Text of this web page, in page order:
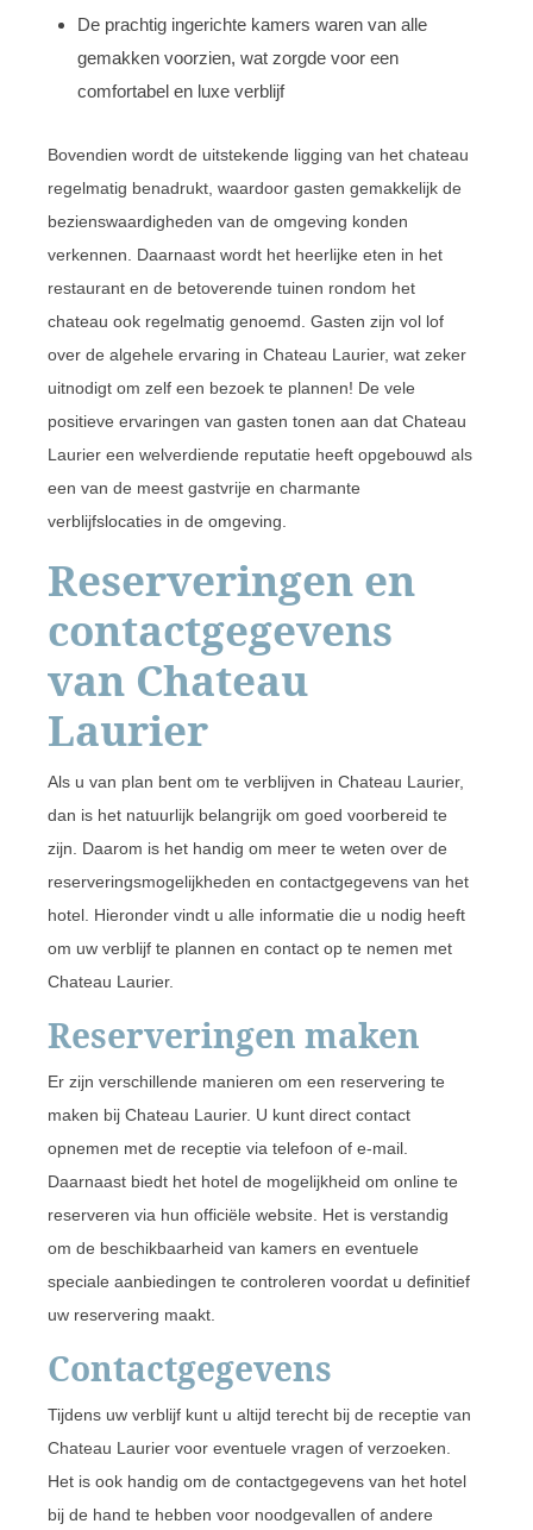
De prachtig ingerichte kamers waren van alle
gemakken voorzien, wat zorgde voor een
comfortabel en luxe verblijf
Bovendien wordt de uitstekende ligging van het chateau
regelmatig benadrukt, waardoor gasten gemakkelijk de
bezienswaardigheden van de omgeving konden
verkennen. Daarnaast wordt het heerlijke eten in het
restaurant en de betoverende tuinen rondom het
chateau ook regelmatig genoemd. Gasten zijn vol lof
over de algehele ervaring in Chateau Laurier, wat zeker
uitnodigt om zelf een bezoek te plannen! De vele
positieve ervaringen van gasten tonen aan dat Chateau
Laurier een welverdiende reputatie heeft opgebouwd als
een van de meest gastvrije en charmante
verblijfslocaties in de omgeving.
Reserveringen en
contactgegevens
van Chateau
Laurier
Als u van plan bent om te verblijven in Chateau Laurier,
dan is het natuurlijk belangrijk om goed voorbereid te
zijn. Daarom is het handig om meer te weten over de
reserveringsmogelijkheden en contactgegevens van het
hotel. Hieronder vindt u alle informatie die u nodig heeft
om uw verblijf te plannen en contact op te nemen met
Chateau Laurier.
Reserveringen maken
Er zijn verschillende manieren om een reservering te
maken bij Chateau Laurier. U kunt direct contact
opnemen met de receptie via telefoon of e-mail.
Daarnaast biedt het hotel de mogelijkheid om online te
reserveren via hun officiële website. Het is verstandig
om de beschikbaarheid van kamers en eventuele
speciale aanbiedingen te controleren voordat u definitief
uw reservering maakt.
Contactgegevens
Tijdens uw verblijf kunt u altijd terecht bij de receptie van
Chateau Laurier voor eventuele vragen of verzoeken.
Het is ook handig om de contactgegevens van het hotel
bij de hand te hebben voor noodgevallen of andere